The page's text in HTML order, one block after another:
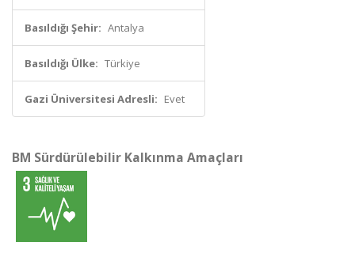
Basıldığı Şehir: Antalya
Basıldığı Ülke: Türkiye
Gazi Üniversitesi Adresli: Evet
BM Sürdürülebilir Kalkınma Amaçları